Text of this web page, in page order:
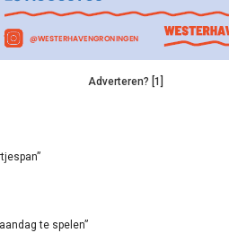
Adverteren? [1]
te spelen”